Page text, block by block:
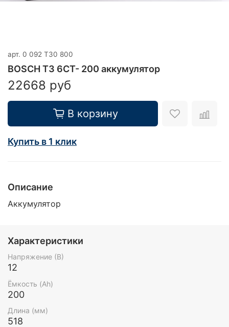
арт. 0 092 T30 800
BOSCH T3 6CT- 200 аккумулятор
22668 руб
В корзину
Купить в 1 клик
Описание
Аккумулятор
Характеристики
Напряжение (В)
12
Ёмкость (Ah)
200
Длина (мм)
518